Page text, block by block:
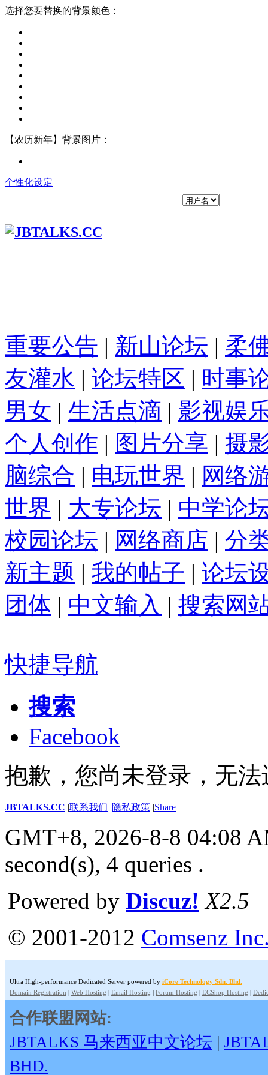
选择您要替换的背景颜色：
【农历新年】背景图片：
个性化设定
重要公告 | 新山论坛 | 柔
友灌水 | 论坛特区 | 时事
男女 | 生活点滴 | 影视娱
个人创作 | 图片分享 | 摄
脑综合 | 电玩世界 | 网络
世界 | 大专论坛 | 中学论
校园论坛 | 网络商店 | 分
新主题 | 我的帖子 | 论坛
团体 | 中文输入 | 搜索网
快捷导航
搜索
Facebook
抱歉，您尚未登录，无
JBTALKS.CC |联系我们 |隐私政策 |Share
GMT+8, 2026-8-8 04:08
second(s), 4 queries .
Powered by Discuz! X2.5
© 2001-2012 Comsenz
Ultra High-performance Dedicated Server powered by iCore Technology Sdn. Bhd.
Domain Registration | Web Hosting | Email Hosting | Forum Hosting | ECShop Hosting |
合作联盟网站:
JBTALKS 马来西亚中文论坛 |
BHD.